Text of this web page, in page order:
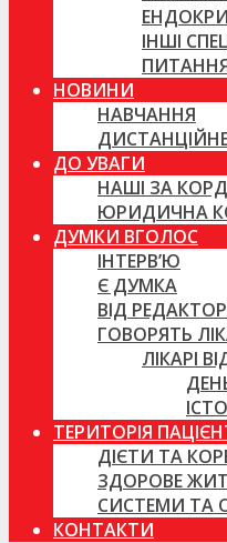
ІНШІ
НОВИНИ
НАВЧАННЯ
ДО УВАГИ
НАШІ ЗА
ЮРИДИЧНА
ДУМКИ ВГОЛОС
ІНТЕРВ’Ю
Є ДУМКА
ВІД
ГОВОРЯТЬ
ЛІКАРІ
ТЕРИТОРІЯ
ДІЄТИ ТА
ЗДОРОВЕ
СИСТЕМИ ТА
КОНТАКТИ